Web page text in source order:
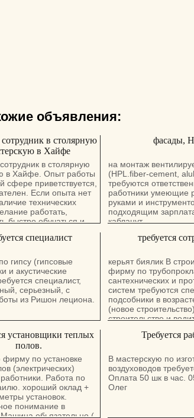
объявления:
сотрудник в столярную
в Хайфе
в столярную
в Хайфе. Опыт работы
сфере приветствуется,
Если опыта нет
технических
работать,
быстро обучаться и
и условия работы
по телефону
- Владимир.
фасады,
на монтаж
(HPL.fiber-cement,
требуются
работники умеющие
руками и
подходящим
кабланут
специалист
гипсу (гипсовые
и акустические
специалист,
серьезный, с
из Ришон лециона.
требуется
керьят биялик В
фирму по
сантехнических и
систем требуются
подсобники в
(новое
строительстве и
не обезательно
работы с 7.00 до
воскресенья по
включительно.
40-55шек. в час Рома
установщики теплых
полов.
по установке
(электрических)
Работа по
хороший оклад +
установок.
понимание в
Машина обьязательно (
Требуется
В мастерскую по
воздуховодов
Оплата 50 шк в час.
Олег